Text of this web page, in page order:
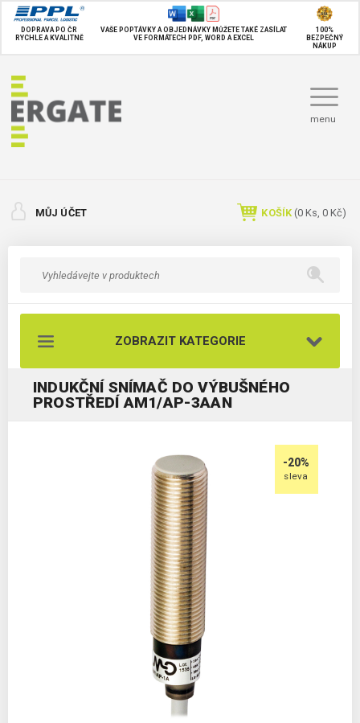
DOPRAVA PO ČR
RYCHLE A KVALITNĚ
VAŠE POPTÁVKY A OBJEDNÁVKY MŮŽETE TAKÉ ZASÍLAT
VE FORMÁTECH PDF, WORD A EXCEL
100%
BEZPEČNÝ
NÁKUP
menu
MŮJ ÚČET KOŠÍK (0 Ks, 0 Kč)
ZOBRAZIT KATEGORIE
INDUKČNÍ SNÍMAČ DO VÝBUŠNÉHO
PROSTŘEDÍ AM1/AP-3AAN
-20%
sleva